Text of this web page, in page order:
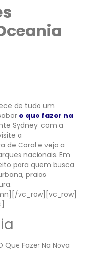
de tudo um
o que fazer na
Sydney, com a
a
de Coral e veja a
nacionais. Em
para quem busca
praias
vc_row][vc_row]